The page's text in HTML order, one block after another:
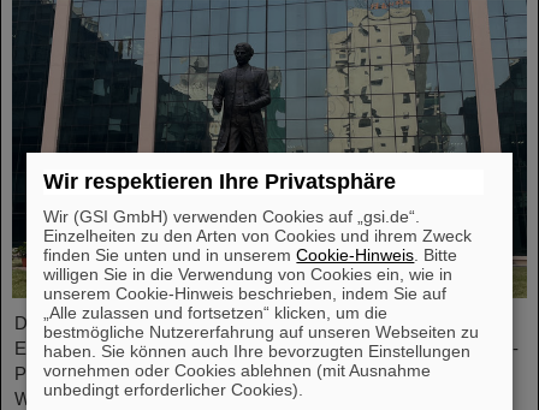
Die Geschäftsführung von GSI und FAIR sowie
Expertendelegationen haben vor kurzem bei Besuchen im FAIR-
Partnerland wichtige Gespräche geführt, um entscheidende
Weichenstellungen für die weitere nachhaltige Zusammenarbeit
Wir respektieren Ihre Privatsphäre
Wir (GSI GmbH) verwenden Cookies auf „gsi.de“.
Einzelheiten zu den Arten von Cookies und ihrem Zweck
finden Sie unten und in unseremCookie-Hinweis . Bitte
willigen Sie in die Verwendung von Cookies ein, wie in
unserem Cookie-Hinweis beschrieben, indem Sie auf
„Alle zulassen und fortsetzen“ klicken, um die
bestmögliche Nutzererfahrung auf unseren Webseiten zu
haben. Sie können auch Ihre bevorzugten Einstellungen
vornehmen oder Cookies ablehnen (mit Ausnahme
unbedingt erforderlicher Cookies).